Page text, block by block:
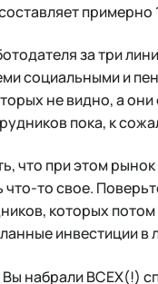
за три
социальными и
не видно, а
пока, к
что при этом
то свое.
которых
инвестиции в
набрали ВСЕХ(!)